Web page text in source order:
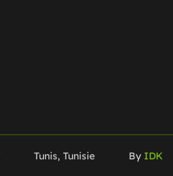
Tunis, Tunisie By IDK